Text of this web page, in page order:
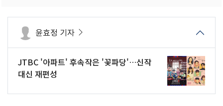
윤효정 기자
JTBC '아파트' 후속작은 '꽃파당'…신작
대신 재편성